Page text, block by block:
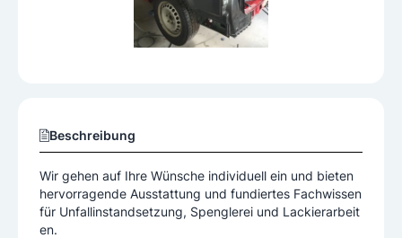
Beschreibung
Wir gehen auf Ihre Wünsche individuell ein und bieten
hervorragende Ausstattung und fundiertes Fachwissen
für Unfallinstandsetzung, Spenglerei und Lackierarbeit
en.